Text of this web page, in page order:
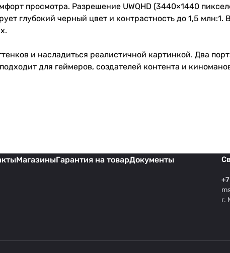
просмотра. Разрешение UWQHD (3440×1440
глубокий черный цвет и контрастность до 1,5 млн:1.
и насладиться реалистичной картинкой. Два
для геймеров, создателей контента и
МагазиныГарантия на товарДокументы
г.